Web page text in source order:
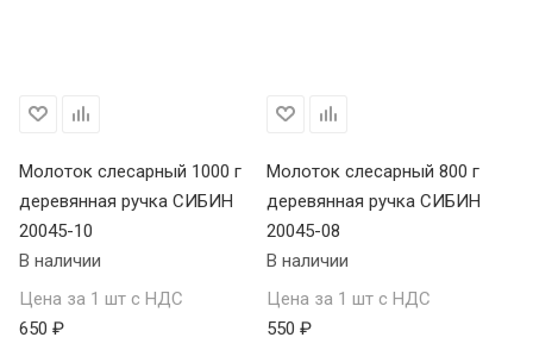
Молоток слесарный 1000 г
деревянная ручка СИБИН
20045-10
В наличии
Цена за 1 шт с НДС
650 ₽
Молоток слесарный 800 г
деревянная ручка СИБИН
20045-08
В наличии
Цена за 1 шт с НДС
550 ₽